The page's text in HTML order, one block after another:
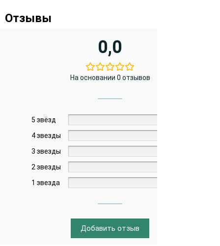
Отзывы
0,0
На основании 0 отзывов
5 звёзд
4 звезды
3 звезды
2 звезды
1 звезда
Добавить отзыв